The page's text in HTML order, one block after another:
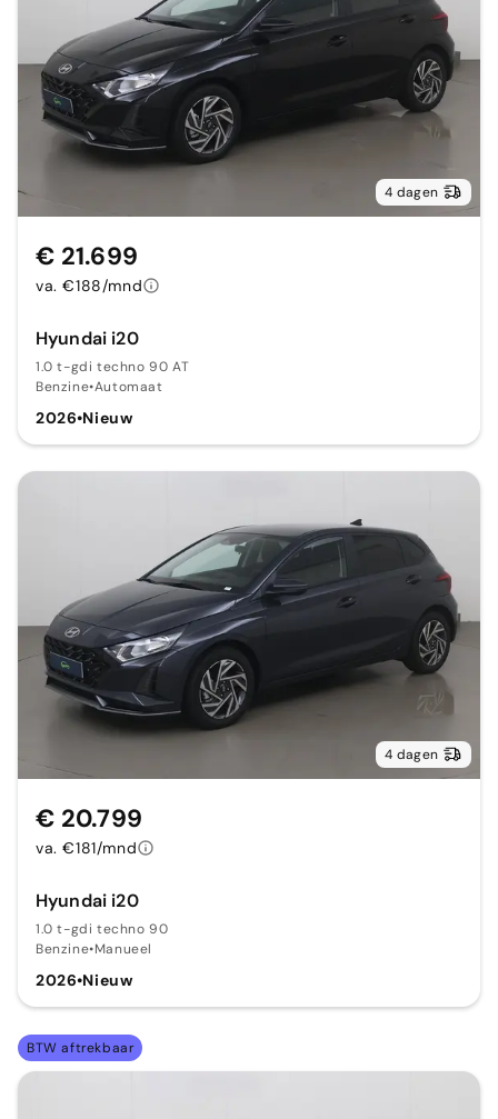
4 dagen
Hyundai i20
1.0 t-gdi techno 90 AT
Benzine•Automaat
2026•Nieuw
€ 21.699
va. €188/mnd
4 dagen
Hyundai i20
1.0 t-gdi techno 90
Benzine•Manueel
2026•Nieuw
€ 20.799
va. €181/mnd
BTW aftrekbaar